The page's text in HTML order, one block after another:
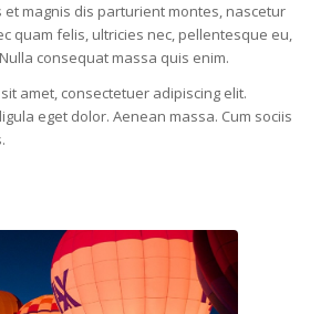
magnis dis parturient montes, nascetur
quam felis, ultricies nec, pellentesque eu,
consequat massa quis enim.
amet, consectetuer adipiscing elit.
eget dolor. Aenean massa. Cum sociis